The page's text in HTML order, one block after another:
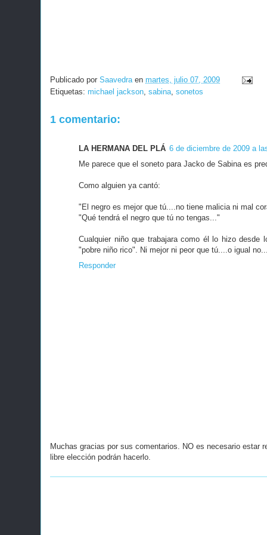
Publicado por Saavedra en martes, julio 07, 2009
Etiquetas: michael jackson sabina sonetos
1 comentario:
LA HERMANA DEL PLÁ 6 de diciembre de 2009 a
Me parece que el soneto para Jacko de Sabina es
Como alguien ya cantó:
"El negro es mejor que tú....no tiene malicia ni mal
"Qué tendrá el negro que tú no tengas..."
Cualquier niño que trabajara como él lo hizo
"pobre niño rico". Ni mejor ni peor que tú....o igual no...
Responder
Muchas gracias por sus comentarios. NO es necesario estar
libre elección podrán hacerlo.